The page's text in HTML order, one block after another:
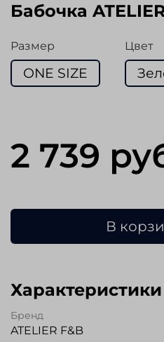
Бабочка
Размер
ONE SIZE
Цвет
2 739
В
Характеристики
Бренд
ATELIER F&B